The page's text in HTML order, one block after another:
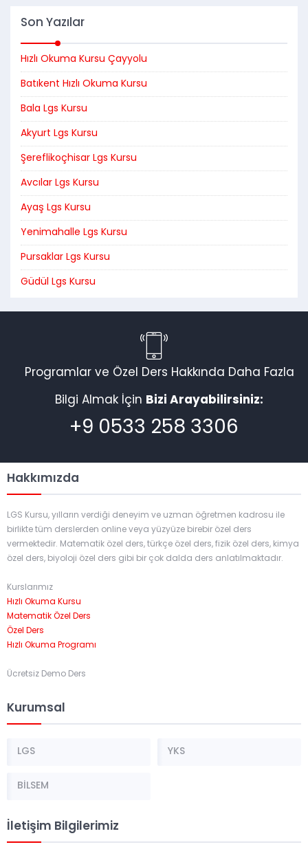
Son Yazılar
Hızlı Okuma Kursu Çayyolu
Batıkent Hızlı Okuma Kursu
Bala Lgs Kursu
Akyurt Lgs Kursu
Şereflikoçhisar Lgs Kursu
Avcılar Lgs Kursu
Ayaş Lgs Kursu
Yenimahalle Lgs Kursu
Pursaklar Lgs Kursu
Güdül Lgs Kursu
Programlar ve Özel Ders Hakkında Daha Fazla
Bilgi Almak İçin Bizi Arayabilirsiniz:
+9 0533 258 3306
Hakkımızda
LGS Kursu, yılların verdiği deneyim ve uzman öğretmen kadrosu ile
birlikte tüm derslerden online veya yüzyüze birebir özel ders
vermektedir. Matematik özel ders, türkçe özel ders, fizik özel ders, kimya
özel ders, biyoloji özel ders gibi bir çok dalda ders anlatılmaktadır.
Kurslarımız
Hızlı Okuma Kursu
Matematik Özel Ders
Özel Ders
Hızlı Okuma Programı
Ücretsiz Demo Ders
Kurumsal
LGS YKS
BİLSEM
İletişim Bilgilerimiz